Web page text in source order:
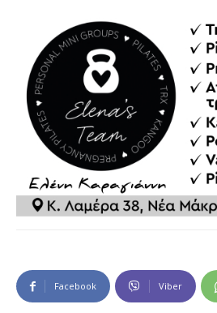
Facebook Viber